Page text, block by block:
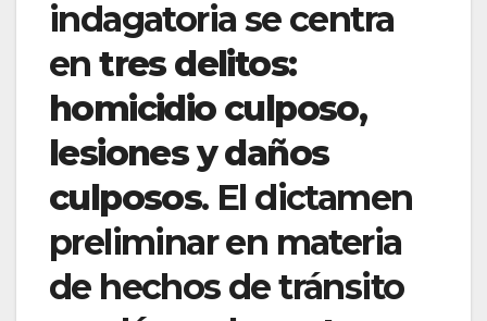
indagatoria se centra
entres delitos:
homicidio culposo,
lesiones y daños
culposos. El dictamen
preliminar en materia
de hechos de tránsito